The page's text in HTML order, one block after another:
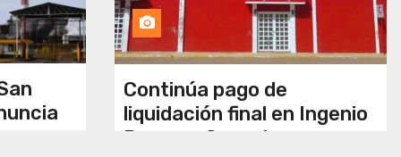
Continúa pago de
liquidación final en Ingenio
Puga; cañeros buscan